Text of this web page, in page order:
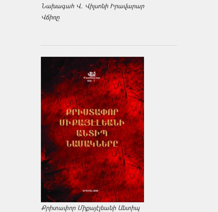
Նախագահ Վ. Վիլսոնի Իրավարար
Վճիռը
Քրիտափոր Միքայէլեանի Անտիպ